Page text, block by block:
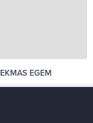
EKMAS EGEM